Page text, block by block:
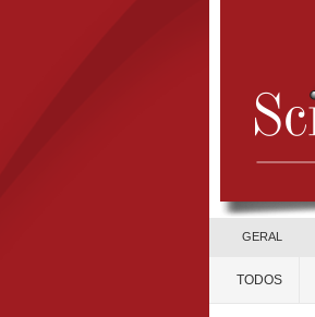
GERAL
TODOS